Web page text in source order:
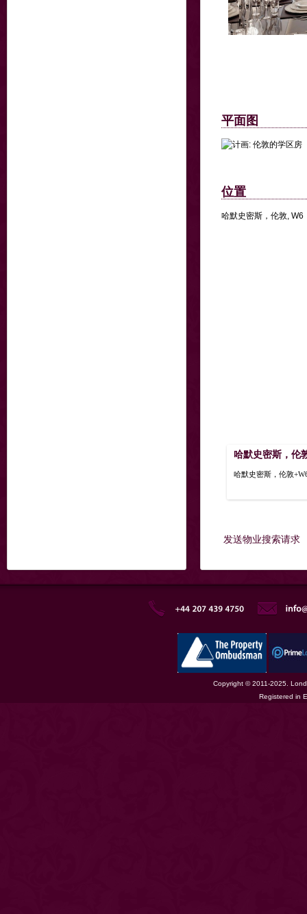
平面图
位置
哈默史密斯，伦敦, W6
哈默史密斯，伦
哈默史密斯，伦敦
发送物业搜索请求
Copyright © 2011-2025.
Registered in